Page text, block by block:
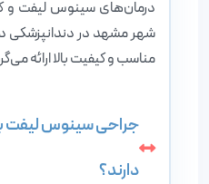
درمان‌های سینوس لیفت
شهر مشهد در دندانپزشکی
مناسب و کیفیت بالا ارائه
جراحی سینوس لیفت
دارند؟